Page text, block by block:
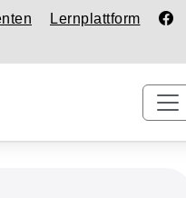
Lernplattform